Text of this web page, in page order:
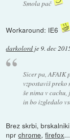
Smola pač
Workaround: IE6
darkolord je9. dec
Sicer pa, AFAIK
vzpostaviš
še nima v
in bo izgledalo
Brez skrbi,
nprchrome,firefox...